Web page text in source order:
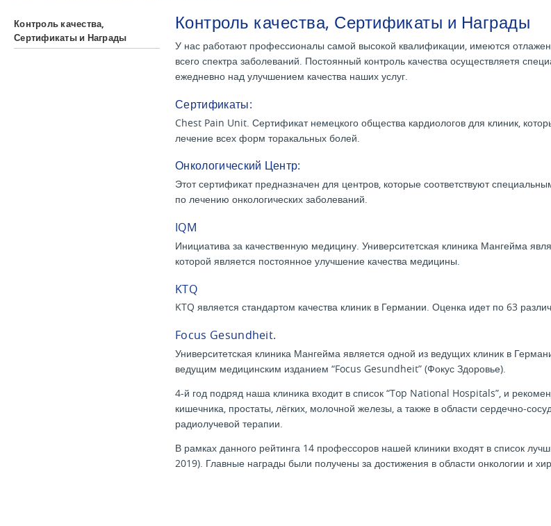
Контроль качества,
Сертификаты и Награды
Контроль качества, Сертификаты и Награды
У нас работают профессионалы самой высокой квалификации, имеются
всего спектра заболеваний. Постоянный контроль качества осуществляетя
ежедневно над улучшением качества наших услуг.
Сертификаты:
Chest Pain Unit. Сертификат немецкого общества кардиологов для клиник,
лечение всех форм торакальных болей.
Онкологический Центр:
Этот сертификат предназначен для центров, которые соответствуют
по лечению онкологических заболеваний.
IQM
Инициатива за качественную медицину. Университетская клиника Мангейма
которой является постоянное улучшение качества медицины.
KTQ
KTQ является стандартом качества клиник в Германии. Оценка идет по 63
Focus Gesundheit.
Университетская клиника Мангейма является одной из ведущих клиник в
ведущим медицинским изданием “Focus Gesundheit” (Фокус Здоровье).
4-й год подряд наша клиника входит в список “Top National Hospitals”, и
кишечника, простаты, лёгких, молочной железы, а также в области сердечно-
радиолучевой терапии.
В рамках данного рейтинга 14 профессоров нашей клиники входят в список
2019). Главные награды были получены за достижения в области онкологии и